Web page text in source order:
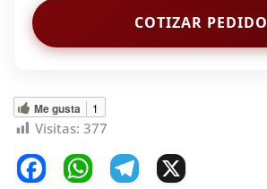
COTIZAR PEDIDO
Me gusta 1
Visitas: 377
W